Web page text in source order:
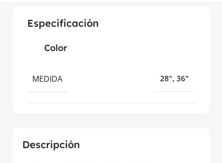
Descripción
Especificación
Color
MEDIDA 28", 36"